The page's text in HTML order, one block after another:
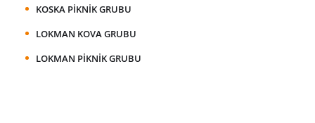
KOSKA PIKNIK GRUBU
LOKMAN KOVA GRUBU
LOKMAN PIKNIK GRUBU